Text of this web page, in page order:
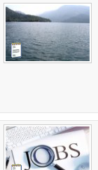
NewsIcon